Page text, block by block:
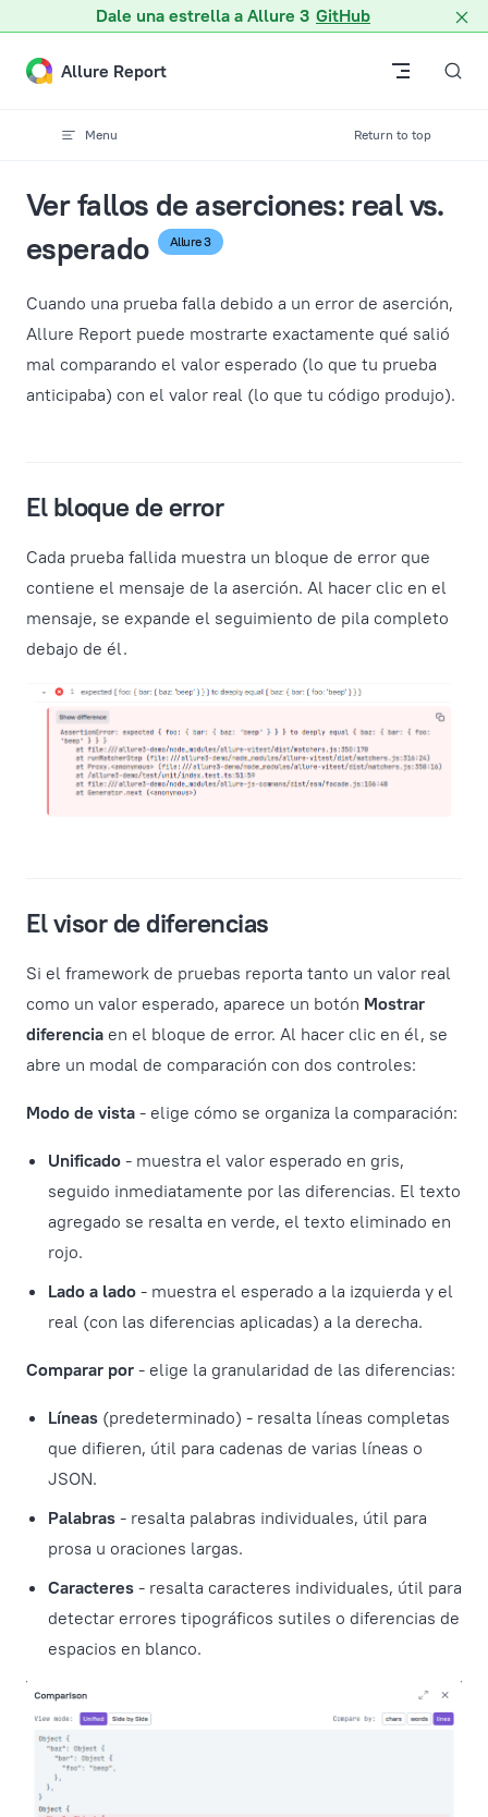
Dale una estrella a Allure 3 GitHub
Skip to content
Allure Report
Menu Return to top
Ver fallos de aserciones: real vs.
esperado
Allure 3
Cuando una prueba falla debido a un error de aserción,
Allure Report puede mostrarte exactamente qué salió
mal comparando el valor esperado (lo que tu prueba
anticipaba) con el valor real (lo que tu código produjo).
El bloque de error
Cada prueba fallida muestra un bloque de error que
contiene el mensaje de la aserción. Al hacer clic en el
mensaje, se expande el seguimiento de pila completo
debajo de él.
El visor de diferencias
Si el framework de pruebas reporta tanto un valor real
como un valor esperado, aparece un botón Mostrar
diferencia en el bloque de error. Al hacer clic en él, se
abre un modal de comparación con dos controles:
Modo de vista - elige cómo se organiza la comparación:
Unificado - muestra el valor esperado en gris,
seguido inmediatamente por las diferencias. El texto
agregado se resalta en verde, el texto eliminado en
rojo.
Lado a lado - muestra el esperado a la izquierda y el
real (con las diferencias aplicadas) a la derecha.
Comparar por - elige la granularidad de las diferencias:
Líneas (predeterminado) - resalta líneas completas
que difieren, útil para cadenas de varias líneas o
JSON.
Palabras - resalta palabras individuales, útil para
prosa u oraciones largas.
Caracteres - resalta caracteres individuales, útil para
detectar errores tipográficos sutiles o diferencias de
espacios en blanco.